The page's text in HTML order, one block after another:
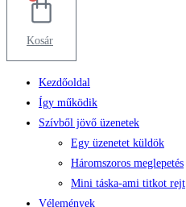
Kosár
Kezdőoldal
Így működik
Szívből jövő üzenetek
Egy üzenetet küldök
Háromszoros meglepetés
Mini táska-ami titkot rejt
Vélemények